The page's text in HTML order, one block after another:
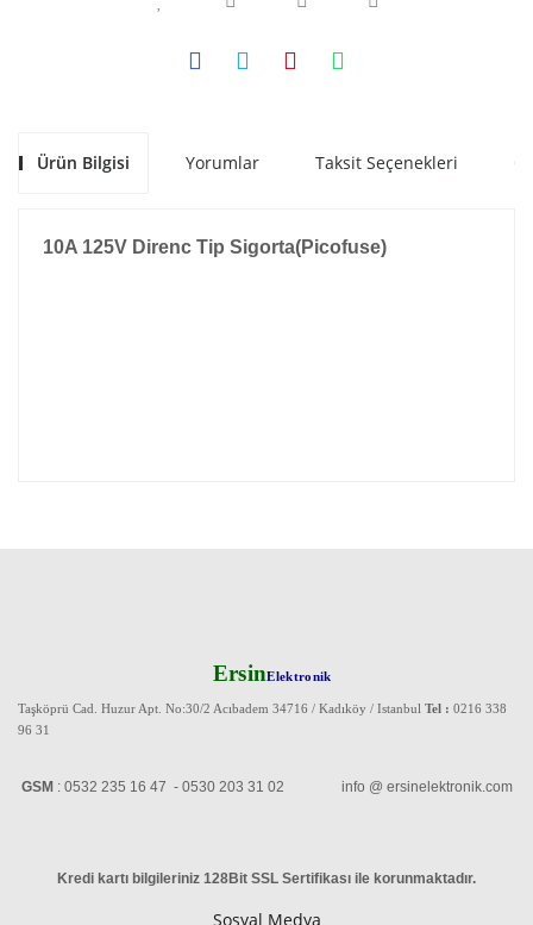
Ürün Bilgisi Yorumlar Taksit Seçenekleri
10A 125V Direnc Tip Sigorta(Picofuse)
ErsinElektronik
Taşköprü Cad. Huzur Apt. No:30/2 Acıbadem 34716 / Kadıköy / Istanbul Tel : 0216 338
96 31
GSM : 0532 235 16 47 - 0530 203 31 02 info @ ersinelektronik.com
Kredi kartı bilgileriniz 128Bit SSL Sertifikası ile korunmaktadır.
Sosyal Medya